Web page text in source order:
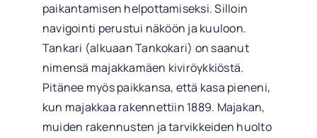
paikantamisen helpottamiseksi. Silloin
navigointi perustui näköön ja kuuloon.
Tankari (alkuaan Tankokari) on saanut
nimensä majakkamäen kiviröykkiöstä.
Pitänee myös paikkansa, että kasa pieneni,
kun majakkaa rakennettiin 1889. Majakan,
muiden rakennusten ja tarvikkeiden huolto